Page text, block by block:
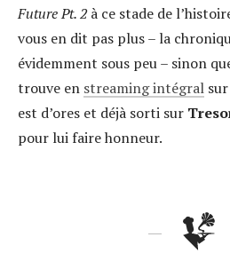
Future Pt. 2à ce stade de
vous en dit pas plus – la
évidemment sous peu – sinon
trouve en streaming intégral
est d’ores et déjà sorti sur
pour lui faire honneur.